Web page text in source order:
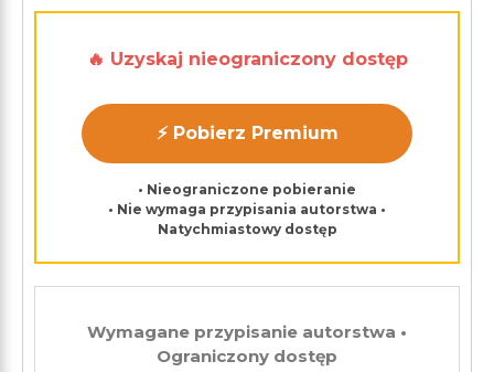
🔥 Uzyskaj nieograniczony dostęp
⚡ Pobierz Premium
• Nieograniczone pobieranie
• Nie wymaga przypisania autorstwa •
Natychmiastowy dostęp
Wymagane przypisanie autorstwa •
Ograniczony dostęp